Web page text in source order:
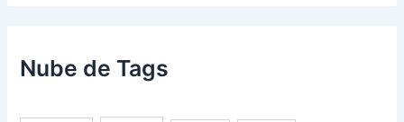
Nube de Tags